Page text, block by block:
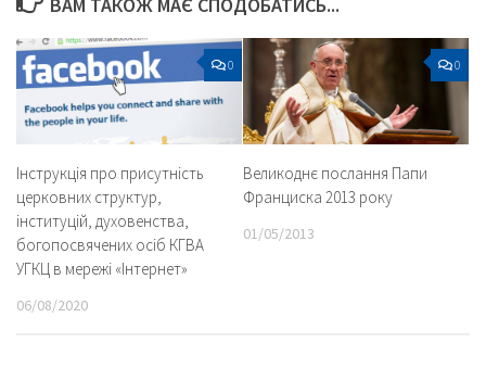
0
Інструкція про присутність
церковних структур,
інституцій, духовенства,
богопосвячених осіб КГВА
УГКЦ в мережі «Інтернет»
06/08/2020
0
Великоднє послання Папи
Франциска 2013 року
01/05/2013